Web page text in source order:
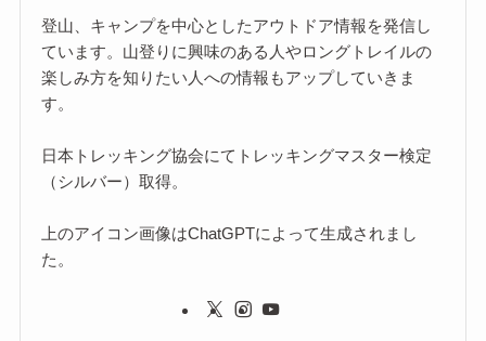
登山、キャンプを中心としたアウトドア情報を発信し
ています。山登りに興味のある人やロングトレイルの
楽しみ方を知りたい人への情報もアップしていきま
す。
日本トレッキング協会にてトレッキングマスター検定
（シルバー）取得。
上のアイコン画像はChatGPTによって生成されまし
た。